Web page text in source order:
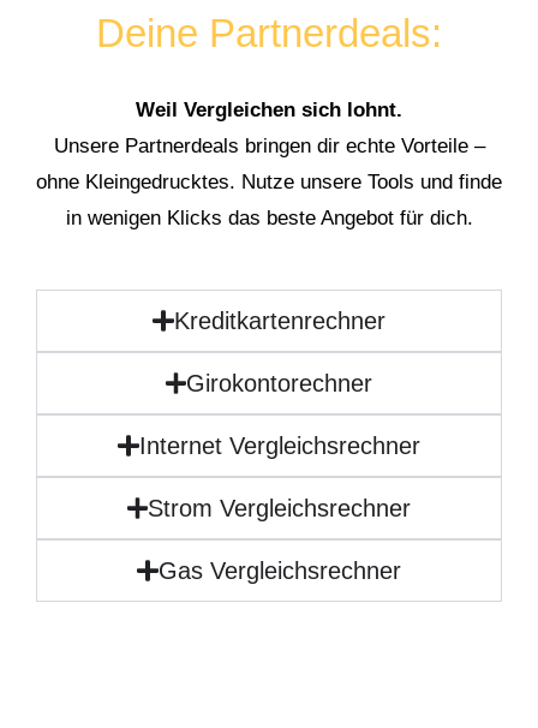
Deine Partnerdeals:
Weil Vergleichen sich lohnt.
Unsere Partnerdeals bringen dir echte Vorteile –
ohne Kleingedrucktes. Nutze unsere Tools und finde
in wenigen Klicks das beste Angebot für dich.
Kreditkartenrechner
Girokontorechner
Internet Vergleichsrechner
Strom Vergleichsrechner
Gas Vergleichsrechner